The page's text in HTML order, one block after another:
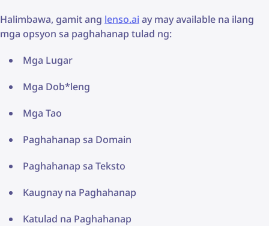
Halimbawa, gamit ang lenso.ai ay may available na ilang
mga opsyon sa paghahanap tulad ng:
Mga Lugar
Mga Dob*leng
Mga Tao
Paghahanap sa Domain
Paghahanap sa Teksto
Kaugnay na Paghahanap
Katulad na Paghahanap